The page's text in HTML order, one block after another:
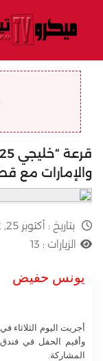
والإمارات مع
بتاريخ : أكتوبر 25, 2022 - 10:29 ص
الزيارات : 13
يونس حفيض
وأقيم الحفل في فندق
المشاركة.